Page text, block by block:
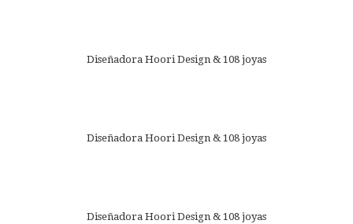
Diseñadora Hoori Design & 108 joyas
Diseñadora Hoori Design & 108 joyas
Diseñadora Hoori Design & 108 joyas